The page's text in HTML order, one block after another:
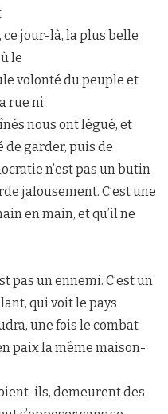
jour-là, la plus belle
le
volonté du peuple et
rue ni
nous ont légué, et
de garder, puis de
n’est pas un butin
jalousement. C’est une
en main, et qu’il ne
pas un ennemi. C’est un
qui voit le pays
une fois le combat
paix la même maison-
ils, demeurent des